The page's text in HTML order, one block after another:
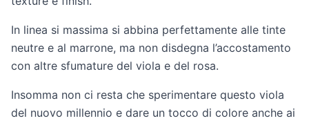
In linea si massima si abbina perfettamente alle tinte
neutre e al marrone, ma non disdegna l’accostamento
con altre sfumature del viola e del rosa.
Insomma non ci resta che sperimentare questo viola
del nuovo millennio e dare un tocco di colore anche ai